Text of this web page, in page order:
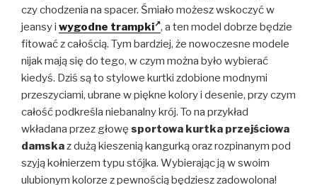
czy chodzenia na spacer. Śmiało możesz wskoczyć w
jeansy i wygodne trampki , a ten model dobrze będzie
fitować z całością. Tym bardziej, że nowoczesne modele
nijak mają się do tego, w czym można było wybierać
kiedyś. Dziś są to stylowe kurtki zdobione modnymi
przeszyciami, ubrane w piękne kolory i desenie, przy czym
całość podkreśla niebanalny krój. To na przykład
wkładana przez głowę sportowa kurtka przejściowa
damskaz dużą kieszenią kangurką oraz rozpinanym pod
szyją kołnierzem typu stójka. Wybierając ją w swoim
ulubionym kolorze z pewnością będziesz zadowolona!